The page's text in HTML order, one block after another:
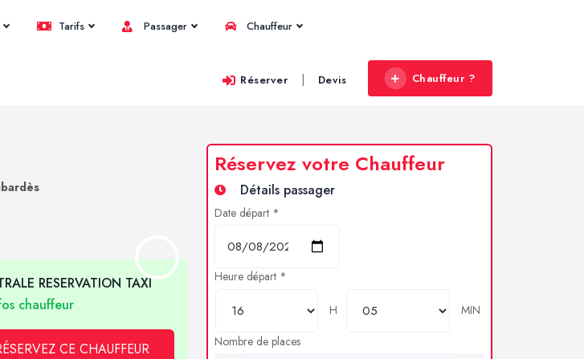
Tarifs Passager Chauffeur
Réserver | Devis Chauffeur ?
RESERVATION TAXI
chauffeur
CE CHAUFFEUR
Réservez votre Chauffeur
Détails passager
Date départ *
Heure départ *
H
MIN
Nombre de places